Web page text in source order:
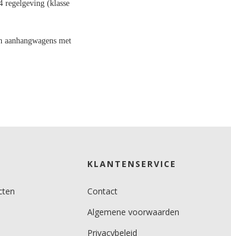
regelgeving (klasse
met
KLANTENSERVICE
Contact
Algemene voorwaarden
Privacybeleid